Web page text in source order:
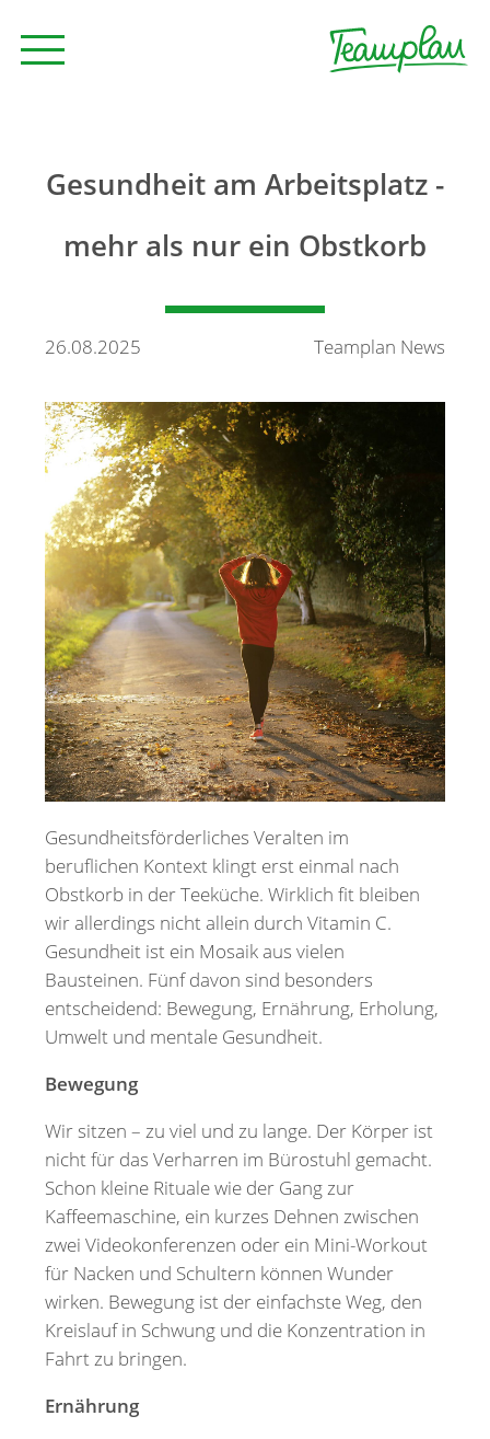
Kontakt
Merkzettel
Newsletter
Gesundheit am Arbeitsplatz -
mehr als nur ein Obstkorb
26.08.2025 Teamplan News
Gesundheitsförderliches Veralten im
beruflichen Kontext klingt erst einmal nach
Obstkorb in der Teeküche. Wirklich fit bleiben
wir allerdings nicht allein durch Vitamin C.
Gesundheit ist ein Mosaik aus vielen
Bausteinen. Fünf davon sind besonders
entscheidend: Bewegung, Ernährung, Erholung,
Umwelt und mentale Gesundheit.
Bewegung
Wir sitzen – zu viel und zu lange. Der Körper ist
nicht für das Verharren im Bürostuhl gemacht.
Schon kleine Rituale wie der Gang zur
Kaffeemaschine, ein kurzes Dehnen zwischen
zwei Videokonferenzen oder ein Mini-Workout
für Nacken und Schultern können Wunder
wirken. Bewegung ist der einfachste Weg, den
Kreislauf in Schwung und die Konzentration in
Fahrt zu bringen.
Ernährung